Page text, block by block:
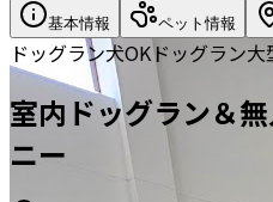
基本情報 ペット情報
ドッグラン犬OKドッグラン大
室内ドッグラン＆
ニー